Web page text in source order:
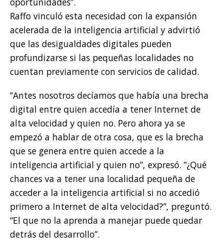
Raffo vinculó esta necesidad con la expansión
acelerada de la inteligencia artificial y advirtió
que las desigualdades digitales pueden
profundizarse si las pequeñas localidades no
cuentan previamente con servicios de calidad.
“Antes nosotros decíamos que había una brecha
digital entre quien accedía a tener Internet de
alta velocidad y quien no. Pero ahora ya se
empezó a hablar de otra cosa, que es la brecha
que se genera entre quien accede a la
inteligencia artificial y quien no”, expresó. “¿Qué
chances va a tener una localidad pequeña de
acceder a la inteligencia artificial si no accedió
primero a Internet de alta velocidad?”, preguntó.
“El que no la aprenda a manejar puede quedar
detrás del desarrollo”.